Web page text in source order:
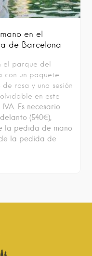
en el
de Barcelona
el parque del
con un paquete
rosa y una sesión
en este
Es necesario
(540€),
la pedida de mano
la pedida de